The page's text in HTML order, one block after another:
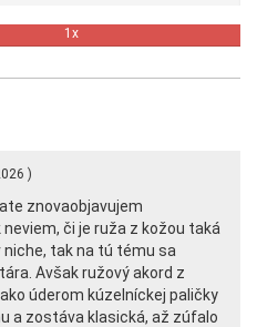
1x
)
znovaobjavujem
či je ruža z kožou taká
tak na tú tému sa
Avšak ružový akord z
úderom kúzelníckej paličky
a zostáva klasická, až zúfalo